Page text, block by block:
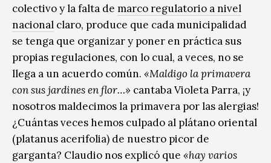
colectivo y la falta de marco regulatorio a nivel
nacional claro, produce que cada municipalidad
se tenga que organizar y poner en práctica sus
propias regulaciones, con lo cual, a veces, no se
llega a un acuerdo común. «Maldigo la primavera
con sus jardines en flor…» cantaba Violeta Parra, ¡y
nosotros maldecimos la primavera por las alergias!
¿Cuántas veces hemos culpado al plátano oriental
(platanus acerifolia) de nuestro picor de
garganta? Claudio nos explicó que «hay varios